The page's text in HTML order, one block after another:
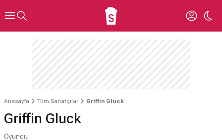
Anasayfa Tüm Sanatçılar Griffin Gluck
Griffin Gluck
Oyuncu